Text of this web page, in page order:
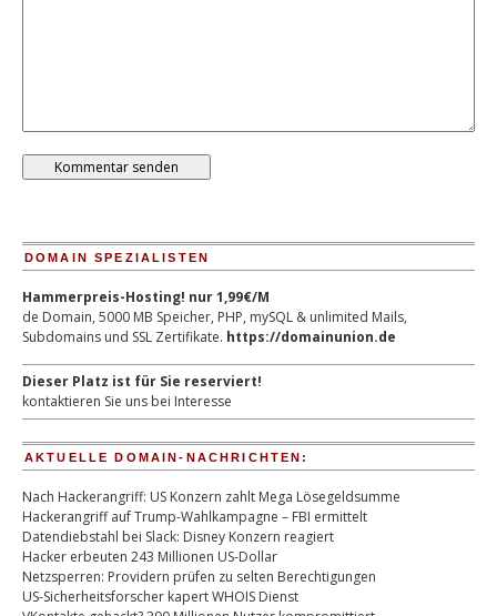
DOMAIN SPEZIALISTEN
Hammerpreis-Hosting! nur 1,99€/M
de Domain, 5000 MB Speicher, PHP, mySQL & unlimited Mails,
Subdomains und SSL Zertifikate. https://domainunion.de
Dieser Platz ist für Sie reserviert!
kontaktieren Sie uns bei Interesse
AKTUELLE DOMAIN-NACHRICHTEN:
Nach Hackerangriff: US Konzern zahlt Mega Lösegeldsumme
Hackerangriff auf Trump-Wahlkampagne – FBI ermittelt
Datendiebstahl bei Slack: Disney Konzern reagiert
Hacker erbeuten 243 Millionen US-Dollar
Netzsperren: Providern prüfen zu selten Berechtigungen
US-Sicherheitsforscher kapert WHOIS Dienst